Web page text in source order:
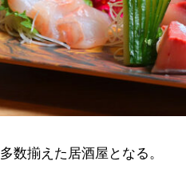
数揃えた居酒屋となる。